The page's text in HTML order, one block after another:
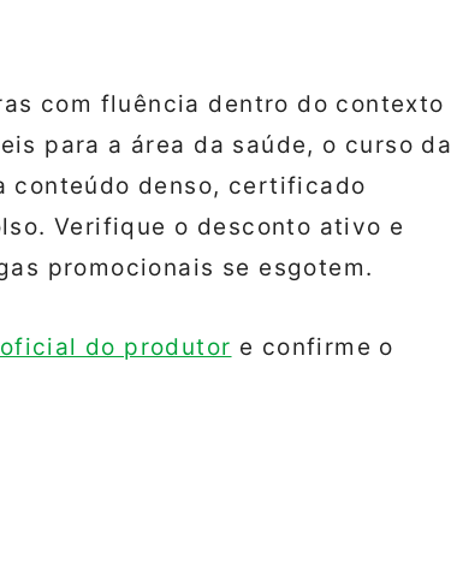
com fluência dentro do contexto
para a área da saúde, o curso da
conteúdo denso, certificado
Verifique o desconto ativo e
promocionais se esgotem.
do produtor e confirme o